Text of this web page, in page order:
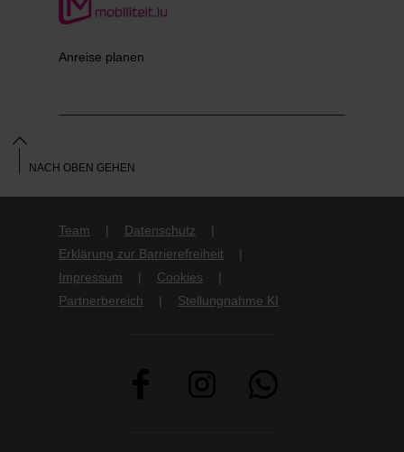
Anreise planen
Team
Datenschutz
Erklärung zur Barrierefreiheit
Impressum
Cookies
Partnerbereich
Stellungnahme KI
NACH OBEN GEHEN